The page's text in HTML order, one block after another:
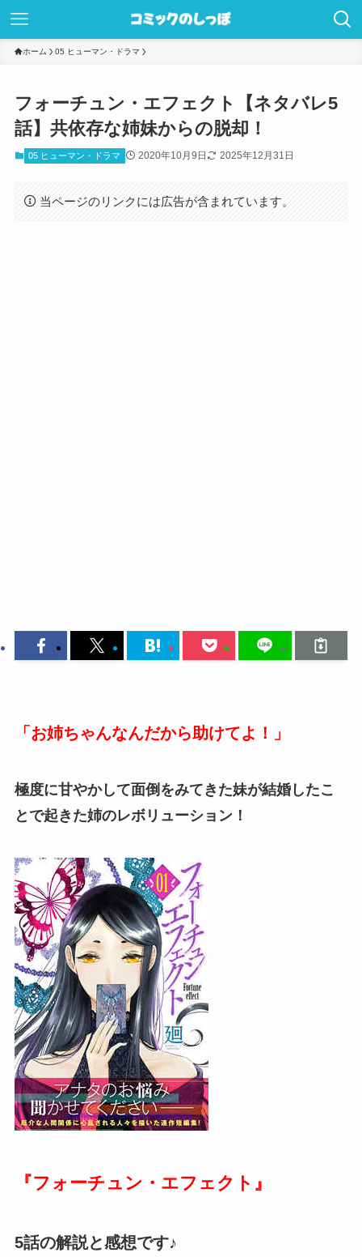
ホーム 05 ヒューマン・ドラマ
フォーチュン・エフェクト【ネタバレ5
話】共依存な姉妹からの脱却！
05 ヒューマン・ドラマ 2020年10月9日 2025年12月31日
当ページのリンクには広告が含まれています。
「お姉ちゃんなんだから助けてよ！」
極度に甘やかして面倒をみてきた妹が結婚したこ
とで起きた姉のレボリューション！
『フォーチュン・エフェクト』
5話の解説と感想です♪